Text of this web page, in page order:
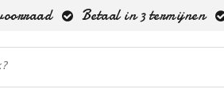
Betaal in 3 termijnen